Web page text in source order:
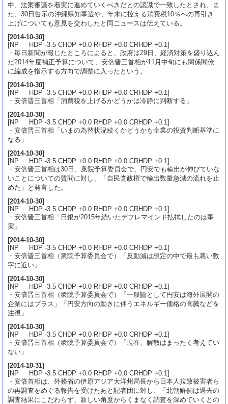
中、法案審議を着実に進めていくべきだとの認識で一致したとされ、ま
た、30日告示の沖縄県知事選や、年末に控える消費税10％への再引き
上げについても意見を交わしたと同ニュースは伝えている。
[2014-10-30]
[NP HDP -3.5 CHDP +0.0 RHDP +0.0 CRHDP +0.1]
・毎日新聞が報じたところによると、政府は29日、経済対策を盛り込ん
だ2014年度補正予算について、安倍晋三首相が11月中旬にも関係閣僚
に編成を指示する方向で調整に入ったという。
[2014-10-30]
[NP HDP -3.5 CHDP +0.0 RHDP +0.0 CRHDP +0.1]
・安倍晋三首相「消費税を上げるかどうかは冷静に判断する」
[2014-10-30]
[NP HDP -3.5 CHDP +0.0 RHDP +0.0 CRHDP +0.1]
・安倍晋三首相「いまの為替状況続くかどうかも企業の投資判断基準に
なる」
[2014-10-30]
[NP HDP -3.5 CHDP +0.0 RHDP +0.0 CRHDP +0.1]
・安倍晋三首相は30日、衆院予算委員会で、円安でも輸出が伸びていな
いことについての質問に対し、「自民党政権で輸出数量急減の流れを止
めた」と発言した。
[2014-10-30]
[NP HDP -3.5 CHDP +0.0 RHDP +0.0 CRHDP +0.1]
・安倍晋三首相「日銀が2015年続いたデフレマインド払拭したのは事
実」
[2014-10-30]
[NP HDP -3.5 CHDP +0.0 RHDP +0.0 CRHDP +0.1]
・安倍晋三首相（衆院予算委員会で）「反動減は想定の中で最も悪い数
字に近い」
[2014-10-30]
[NP HDP -3.5 CHDP +0.0 RHDP +0.0 CRHDP +0.1]
・安倍晋三首相（衆院予算委員会で）「一般論として円安は海外展開の
企業にはプラス」「円安方向の動きに伴うエネルギー価格の高騰などを
注視」
[2014-10-30]
[NP HDP -3.5 CHDP +0.0 RHDP +0.0 CRHDP +0.1]
・安倍晋三首相（衆院予算委員会で）「現在、解散はまったく考えてい
ない」
[2014-10-31]
[NP HDP -3.5 CHDP +0.0 RHDP +0.0 CRHDP +0.1]
・安倍首相は、外務省の伊原アジア大洋州局長から日本人拉致被害者ら
の再調査をめぐる報告を受けたあと記者団に対し、「北朝鮮側は過去の
調査結果にこだわらず、新しい角度からくまなく調査を深めていくとの